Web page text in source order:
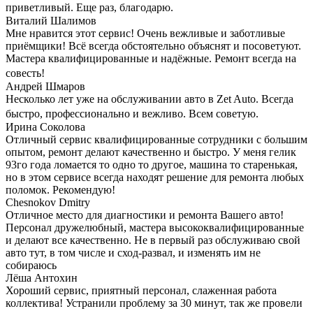
приветливый. Еще раз, благодарю.
Виталий Шалимов
Мне нравится этот сервис! Очень вежливые и заботливые
приёмщики! Всё всегда обстоятельно объяснят и посоветуют.
Мастера квалифицированные и надёжные. Ремонт всегда на
совесть!
Андрей Шмаров
Несколько лет уже на обслуживании авто в Zet Auto. Всегда
быстро, профессионально и вежливо. Всем советую.
Ирина Соколова
Отличный сервис квалифицированные сотрудники с большим
опытом, ремонт делают качественно и быстро. У меня гелик
93го года ломается то одно то другое, машина то старенькая,
но в этом сервисе всегда находят решение для ремонта любых
поломок. Рекомендую!
Chesnokov Dmitry
Отличное место для диагностики и ремонта Вашего авто!
Персонал дружелюбный, мастера высококвалифицированные
и делают все качественно. Не в первый раз обслуживаю свой
авто тут, в том числе и сход-развал, и изменять им не
собираюсь
Лёша Антохин
Хороший сервис, приятный персонал, слаженная работа
коллектива! Устранили проблему за 30 минут, так же провели